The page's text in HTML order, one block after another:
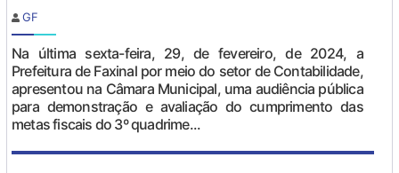
GF
Na última sexta-feira, 29, de fevereiro, de 2024, a
Prefeitura de Faxinal por meio do setor de Contabilidade,
apresentou na Câmara Municipal, uma audiência pública
para demonstração e avaliação do cumprimento das
metas fiscais do 3º quadrime...